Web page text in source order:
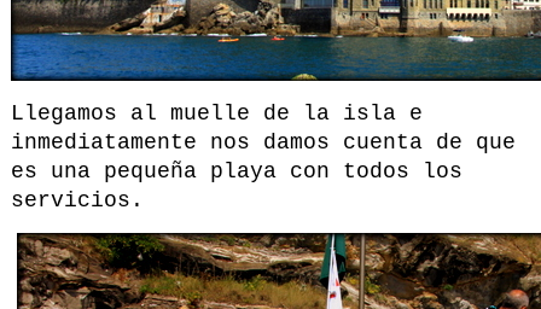
Llegamos al muelle de la isla e
inmediatamente nos damos cuenta de que
es una pequeña playa con todos los
servicios.